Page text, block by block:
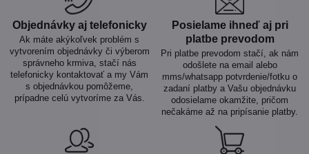
Objednávky aj telefonicky
Ak máte akýkoľvek problém s
vytvorením objednávky či výberom
správneho krmiva, stačí nás
telefonicky kontaktovať a my Vám
s objednávkou pomôžeme,
prípadne celú vytvoríme za Vás.
Posielame ihneď aj pri
platbe prevodom
Pri platbe prevodom stačí, ak nám
odošlete na email alebo
mms/whatsapp potvrdenie/fotku o
zadaní platby a Vašu objednávku
odosielame okamžite, pričom
nečakáme až na pripísanie platby.